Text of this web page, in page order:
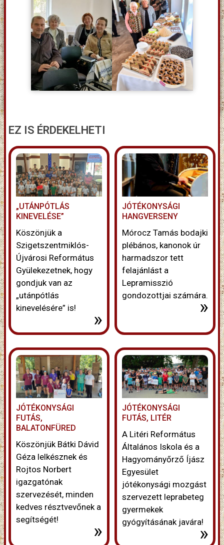
EZ IS ÉRDEKELHETI
„UTÁNPÓTLÁS
KINEVELÉSE”
Köszönjük a
Szigetszentmiklós-
Újvárosi Református
Gyülekezetnek, hogy
gondjuk van az
„utánpótlás
kinevelésére” is!
»
JÓTÉKONYSÁGI
HANGVERSENY
Mórocz Tamás bodajki
plébános, kanonok úr
harmadszor tett
felajánlást a
Lepramisszió
gondozottjai számára.
»
JÓTÉKONYSÁGI
FUTÁS,
BALATONFÜRED
Köszönjük Bátki Dávid
Géza lelkésznek és
Rojtos Norbert
igazgatónak
szervezését, minden
kedves résztvevőnek a
segítségét!
»
JÓTÉKONYSÁGI
FUTÁS, LITÉR
A Litéri Református
Általános Iskola és a
Hagyományőrző Íjász
Egyesület
jótékonysági mozgást
szervezett leprabeteg
gyermekek
gyógyításának javára!
»